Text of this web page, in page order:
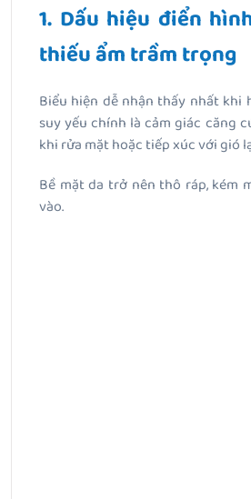
1. Dấu hiệu điển
thiếu ẩm trầm trọng
Biểu hiện dễ nhận thấy nhất khi
suy yếu chính là cảm giác căng
khi rửa mặt hoặc tiếp xúc với gió
Bề mặt da trở nên thô ráp, kém
vào.